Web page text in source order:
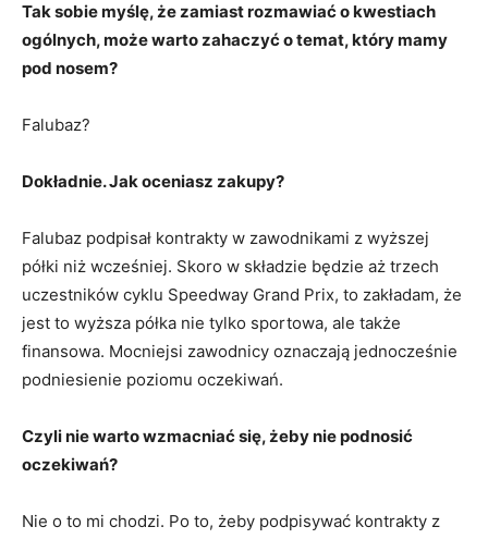
Tak sobie myślę, że zamiast rozmawiać o kwestiach
ogólnych, może warto zahaczyć o temat, który mamy
pod nosem?
Falubaz?
Dokładnie. Jak oceniasz zakupy?
Falubaz podpisał kontrakty w zawodnikami z wyższej
półki niż wcześniej. Skoro w składzie będzie aż trzech
uczestników cyklu Speedway Grand Prix, to zakładam, że
jest to wyższa półka nie tylko sportowa, ale także
finansowa. Mocniejsi zawodnicy oznaczają jednocześnie
podniesienie poziomu oczekiwań.
Czyli nie warto wzmacniać się, żeby nie podnosić
oczekiwań?
Nie o to mi chodzi. Po to, żeby podpisywać kontrakty z